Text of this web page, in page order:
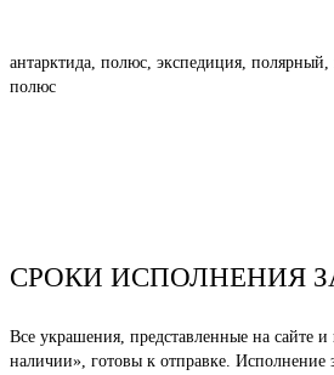
антарктида, полюс, экспедиция,
полюс
СРОКИ ИСПОЛНЕНИЯ
Все украшения, представленные на сайте
наличии», готовы к отправке. Исполнение